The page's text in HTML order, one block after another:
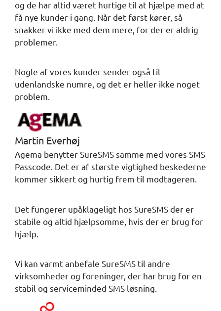
og de har altid været hurtige til at hjælpe med at
få nye kunder i gang. Når det først kører, så
snakker vi ikke med dem mere, for der er aldrig
problemer.
Nogle af vores kunder sender også til
udenlandske numre, og det er heller ikke noget
problem.
Martin Everhøj
Agema benytter SureSMS samme med vores SMS
Passcode. Det er af største vigtighed beskederne
kommer sikkert og hurtig frem til modtageren.
Det fungerer upåklageligt hos SureSMS der er
stabile og altid hjælpsomme, hvis der er brug for
hjælp.
Vi kan varmt anbefale SureSMS til andre
virksomheder og foreninger, der har brug for en
stabil og serviceminded SMS løsning.